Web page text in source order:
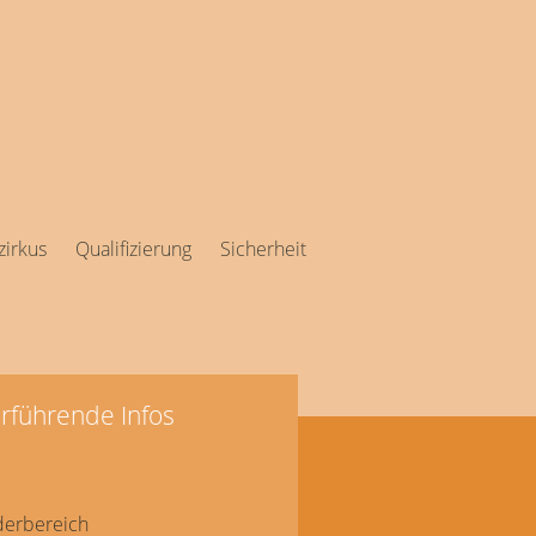
Qualifizierung Sicherheit
Infos